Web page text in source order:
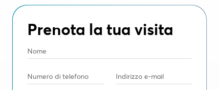
Prenota la tua visita